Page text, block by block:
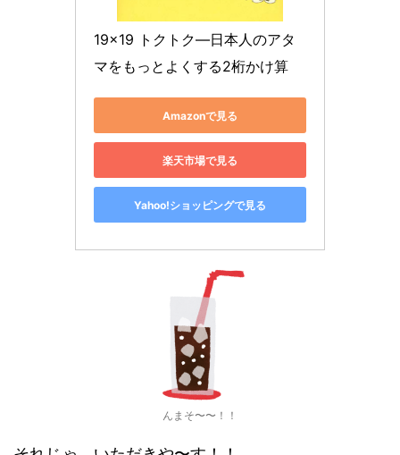
19×19 トクトク―日本人のアタ
マをもっとよくする2桁かけ算
Amazonで見る
楽天市場で見る
Yahoo!ショッピングで見る
んまそ〜〜！！